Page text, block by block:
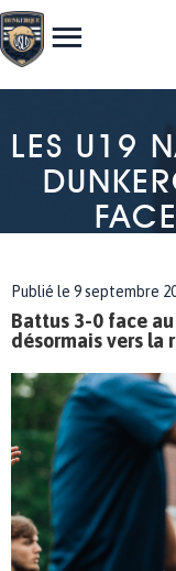
LES U19
Publié le 9 septembre
Battus 3-0 face
désormais vers la